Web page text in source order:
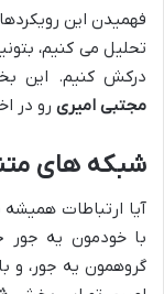
فهمیدن این
تحلیل می کنیم،
درکش کنیم. این
مجتبی امیری رو در
شبکه های
آیا ارتباطات
با خودمون یه جور
گروهمون یه جور، و